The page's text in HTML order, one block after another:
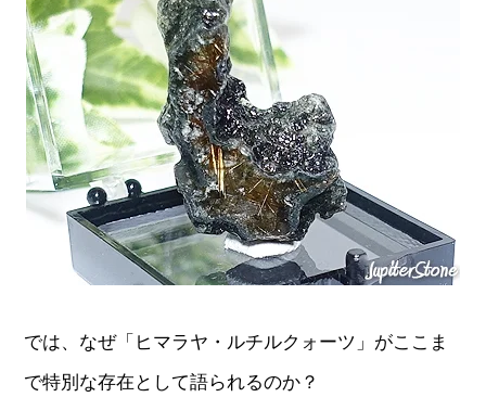
では、なぜ「ヒマラヤ・ルチルクォーツ」がここま
で特別な存在として語られるのか？